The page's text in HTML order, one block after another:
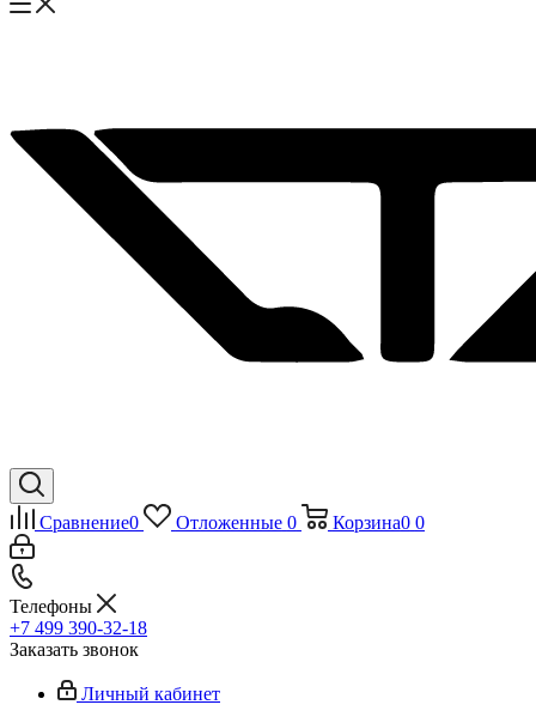
Сравнение0 Отложенные 0 Корзина0 0
Телефоны
+7 499 390-32-18
Заказать звонок
Личный кабинет